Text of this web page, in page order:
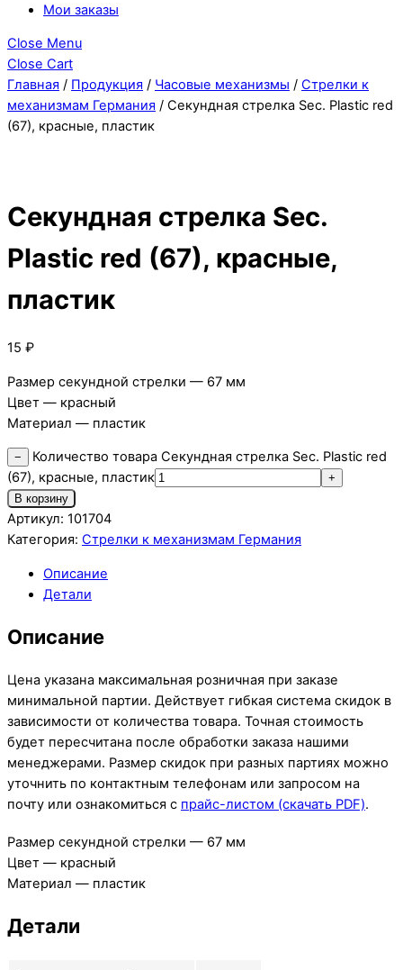
Мои заказы
Close Menu
Close Cart
Главная / Продукция / Часовые механизмы / Стрелки к
механизмам Германия / Секундная стрелка Sec. Plastic red
(67), красные, пластик
Секундная стрелка Sec.
Plastic red (67), красные,
пластик
15 ₽
Размер секундной стрелки — 67 мм
Цвет — красный
Материал — пластик
−
Количество товара Секундная стрелка Sec. Plastic red
(67), красные, пластик
+
В корзину
Артикул: 101704
Категория: Стрелки к механизмам Германия
Описание
Детали
Описание
Цена указана максимальная розничная при заказе
минимальной партии. Действует гибкая система скидок в
зависимости от количества товара. Точная стоимость
будет пересчитана после обработки заказа нашими
менеджерами. Размер скидок при разных партиях можно
уточнить по контактным телефонам или запросом на
почту или ознакомиться с прайс-листом (скачать PDF).
Размер секундной стрелки — 67 мм
Цвет — красный
Материал — пластик
Детали